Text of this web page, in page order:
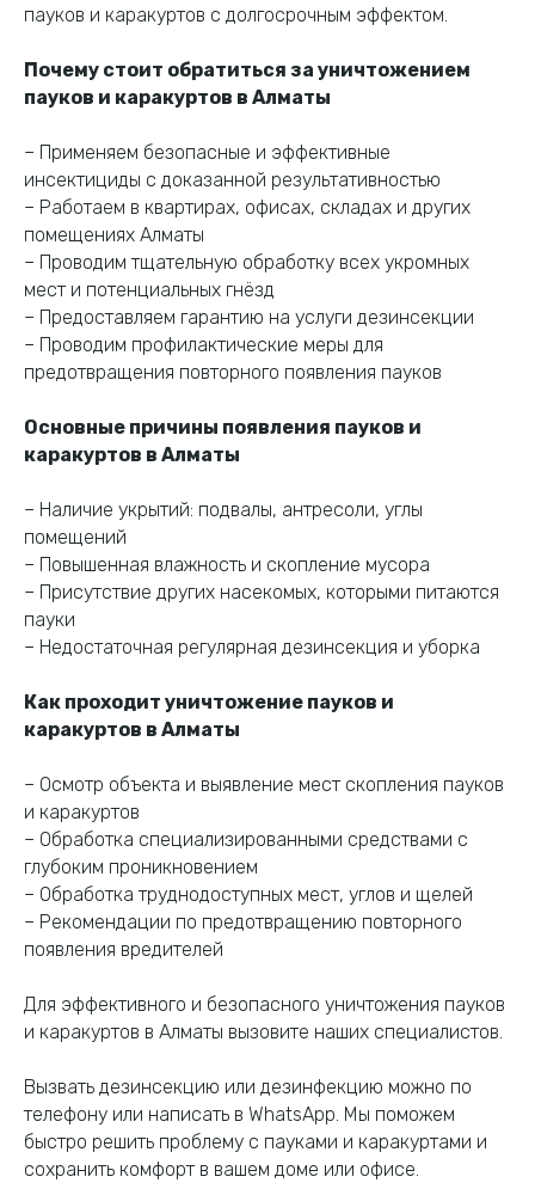
пауков и каракуртов с долгосрочным эффектом.
Почему стоит обратиться за уничтожением
пауков и каракуртов в Алматы
– Применяем безопасные и эффективные
инсектициды с доказанной результативностью
– Работаем в квартирах, офисах, складах и других
помещениях Алматы
– Проводим тщательную обработку всех укромных
мест и потенциальных гнёзд
– Предоставляем гарантию на услуги дезинсекции
– Проводим профилактические меры для
предотвращения повторного появления пауков
Основные причины появления пауков и
каракуртов в Алматы
– Наличие укрытий: подвалы, антресоли, углы
помещений
– Повышенная влажность и скопление мусора
– Присутствие других насекомых, которыми питаются
пауки
– Недостаточная регулярная дезинсекция и уборка
Как проходит уничтожение пауков и
каракуртов в Алматы
– Осмотр объекта и выявление мест скопления пауков
и каракуртов
– Обработка специализированными средствами с
глубоким проникновением
– Обработка труднодоступных мест, углов и щелей
– Рекомендации по предотвращению повторного
появления вредителей
Для эффективного и безопасного уничтожения пауков
и каракуртов в Алматы вызовите наших специалистов.
Вызвать дезинсекцию или дезинфекцию можно по
телефону или написать в WhatsApp. Мы поможем
быстро решить проблему с пауками и каракуртами и
сохранить комфорт в вашем доме или офисе.
Дезинфекция
в Алматы
Закажите
специалиста,
консультация и полная
результата.
WhatsApp
+7 (707) 143 43 43
Свяжитесь с нами по телефону или в WhatsApp